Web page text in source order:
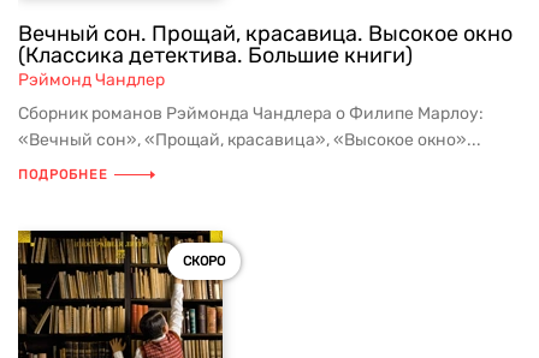
Вечный сон. Прощай, красавица. Высокое окно
(Классика детектива. Большие книги)
Рэймонд Чандлер
Сборник романов Рэймонда Чандлера о Филипе Марлоу:
«Вечный сон», «Прощай, красавица», «Высокое окно»...
ПОДРОБНЕЕ
СКОРО